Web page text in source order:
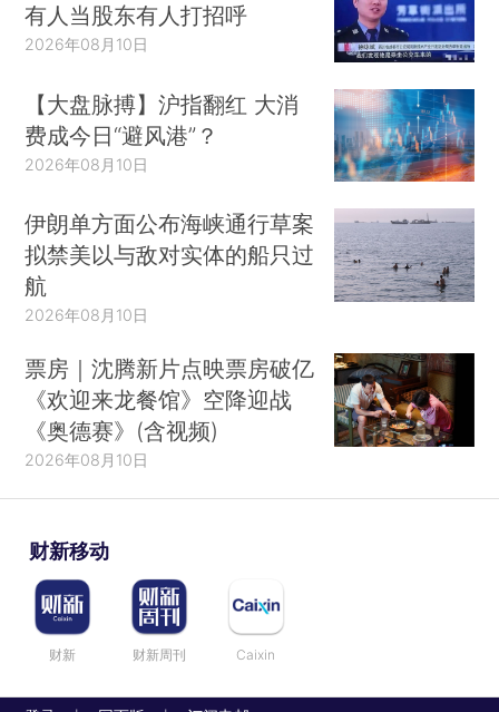
有人当股东有人打招呼
2026年08月10日
【大盘脉搏】沪指翻红 大消
费成今日“避风港”？
2026年08月10日
伊朗单方面公布海峡通行草案
拟禁美以与敌对实体的船只过
航
2026年08月10日
票房｜沈腾新片点映票房破亿
《欢迎来龙餐馆》空降迎战
《奥德赛》(含视频)
2026年08月10日
财新移动
财新 财新周刊 Caixin